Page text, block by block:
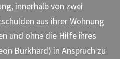
innerhalb von zwei
aus ihrer Wohnung
und ohne die Hilfe ihres
Burkhard) in Anspruch zu